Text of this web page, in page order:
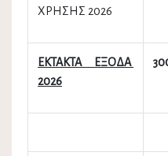
ΧΡΗΣΗΣ 2026
ΕΚΤΑΚΤΑ ΕΞΟΔΑ
2026